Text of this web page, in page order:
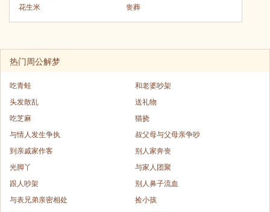
花生米
丧葬
热门周公解梦
吃青蛙
和老婆吵架
头发散乱
送礼物
吃芝麻
猫挠
与情人发生争执
叔父母与父母亲争吵
到亲戚家作客
别人家奔丧
光脚丫
与家人团聚
跟人吵架
别人鼻子流血
与表兄弟亲密相处
捡小孩